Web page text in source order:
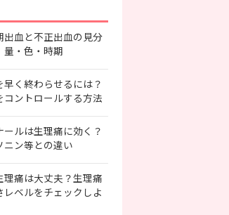
出血と不正出血の見分
量・色・時期
早く終わらせるには？
コントロールする方法
ールは生理痛に効く？
ニン等との違い
理痛は大丈夫？生理痛
レベルをチェックしよ